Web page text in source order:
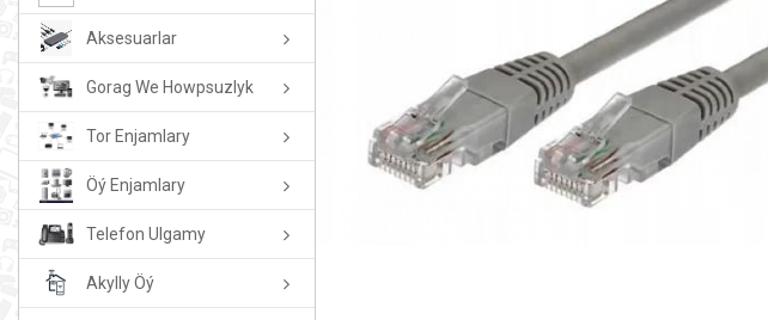
Aksesuarlar
Gorag We Howpsuzlyk
Tor Enjamlary
Öý Enjamlary
Telefon Ulgamy
Akylly Öý